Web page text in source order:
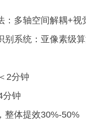
：多轴空间解耦+
别系统：亚像素级
2分钟
分钟
整体提效30%-50%